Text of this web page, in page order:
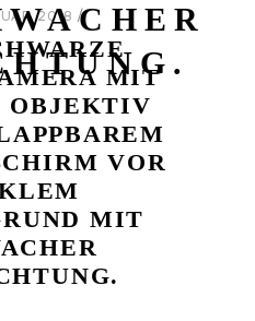
B
2018
MIT
U
L
VOR D
H
MIT S
B